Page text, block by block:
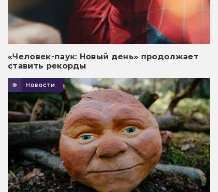
«Человек-паук: Новый день» продолжает
ставить рекорды
Новости